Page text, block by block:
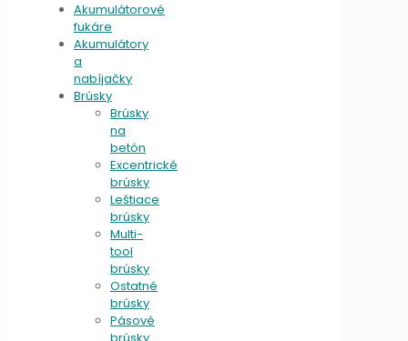
377.00€.
Akumulátorové
fukáre
Akumulátory
a
nabíjačky
Brúsky
Brúsky
na
betón
Excentrické
brúsky
Leštiace
brúsky
Multi-
tool
brúsky
Ostatné
brúsky
Pásové